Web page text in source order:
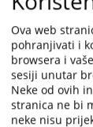
Telefon :
Telefon :
Telefaks :
lica
Ova web
pohranjivati i
browsera i
sesiji unutar
Neke od ovih
stranica ne bi
neke nisu